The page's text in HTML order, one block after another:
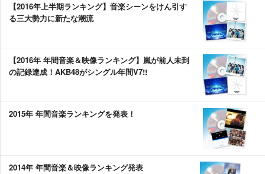
【2016年上半期ランキング】音楽シーンをけん引す
る三大勢力に新たな潮流
【2016年 年間音楽＆映像ランキング】嵐が前人未到
の記録達成！AKB48がシングル年間V7!!
2015年 年間音楽ランキングを発表！
2014年 年間音楽＆映像ランキング発表